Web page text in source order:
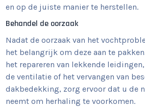
en op de juiste manier te herstellen.
Behandel de oorzaak
Nadat de oorzaak van het
het belangrijk om deze aan te
het repareren van lekkende
de ventilatie of het vervangen van
dakbedekking, zorg ervoor dat u de
neemt om herhaling te voorkomen.